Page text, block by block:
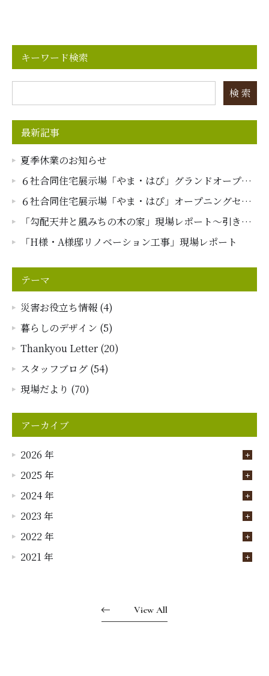
キーワード検索
検 索
最新記事
夏季休業のお知らせ
６社合同住宅展示場「やま・はぴ」グランドオープン
イベントレポート
６社合同住宅展示場「やま・はぴ」オープニングセレ
モニーイベントレポート
「勾配天井と風みちの木の家」現場レポート～引き渡
し～
「H様・A様邸リノベーション工事」現場レポート
テーマ
災害お役立ち情報 (4)
暮らしのデザイン (5)
Thankyou Letter (20)
スタッフブログ (54)
現場だより (70)
アーカイブ
2026 年
2025 年
2024 年
2023 年
2022 年
2021 年
View All